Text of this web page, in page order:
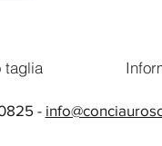
taglia
-